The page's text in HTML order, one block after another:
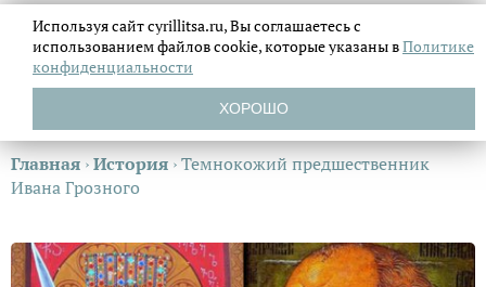
Главная ›История ›Темнокожий предшественник
Ивана Грозного
Используя сайт cyrillitsa.ru, Вы соглашаетесь с
использованием файловcookie, которые указаны вПолитике
конфиденциальности
ХОРОШО